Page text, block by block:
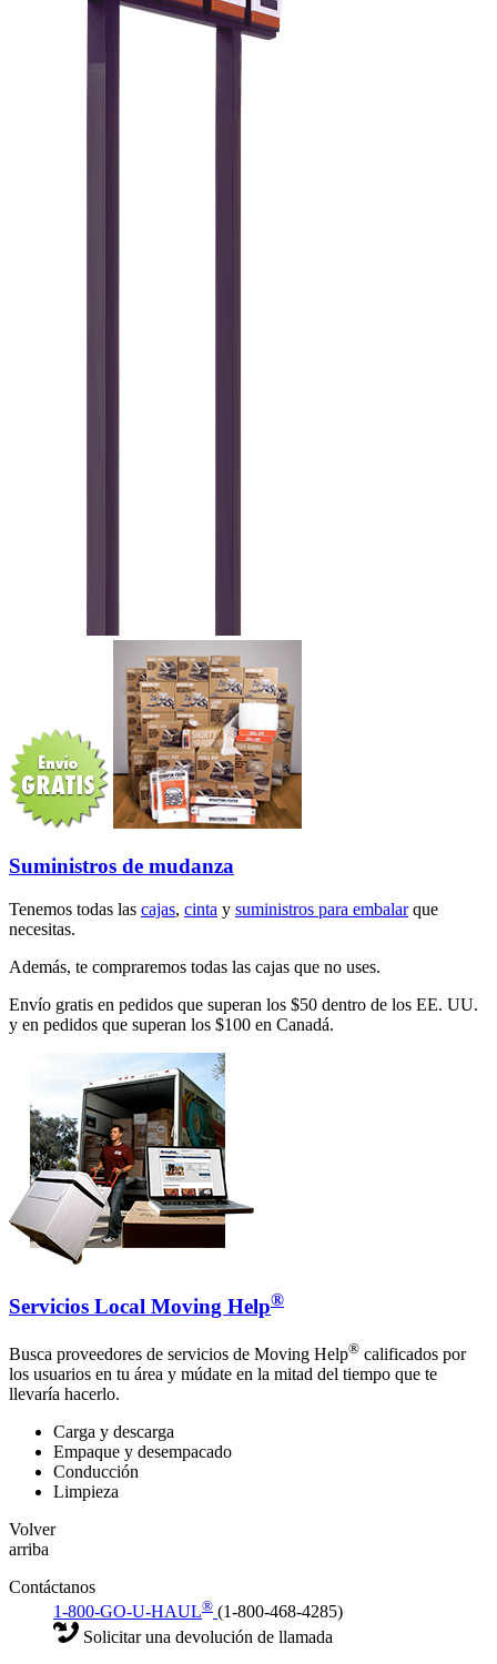
Suministros de mudanza
Tenemos todas las cajas, cinta y suministros para embalarque
necesitas.
Además, te compraremos todas las cajas que no uses.
Envío gratis en pedidos que superan los $50 dentro de los EE. UU.
y en pedidos que superan los $100 en Canadá.
Servicios Local Moving Help®
Busca proveedores de servicios de Moving Help® calificados por
los usuarios en tu área y múdate en la mitad del tiempo que te
llevaría hacerlo.
Carga y descarga
Empaque y desempacado
Conducción
Limpieza
Volver
arriba
Contáctanos
1-800-GO-U-HAUL® (1-800-468-4285)
Solicitar una devolución de llamada